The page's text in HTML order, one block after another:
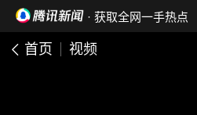
· 获取全网一手热点
首页 视频